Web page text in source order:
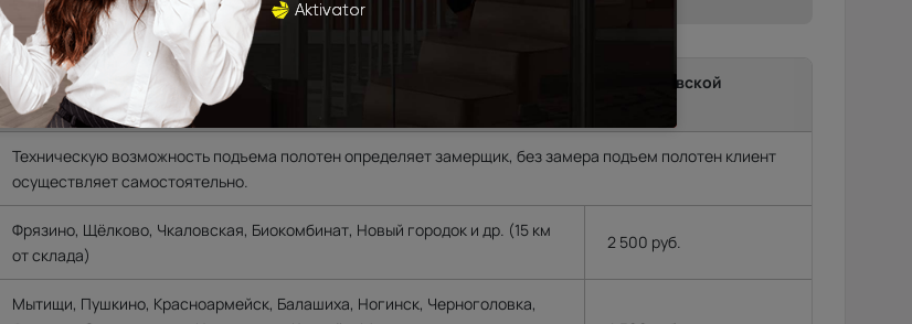
Доставка продукции со склада Компании Porta prima до подъезда в г.Москва, Московской
области, г.Санкт-Петербург, Ленинградской области.
Техническую возможность подъема полотен определяет замерщик, без замера подъем полотен клиент
осуществляет самостоятельно.
Фрязино, Щёлково, Чкаловская, Биокомбинат, Новый городок и др. (15 км
от склада)
2 500 руб.
Мытищи, Пушкино, Красноармейск, Балашиха, Ногинск, Черноголовка,